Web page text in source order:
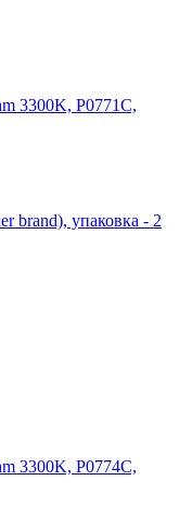
3300K, P0771C,
brand), упаковка - 2
3300K, P0774C,